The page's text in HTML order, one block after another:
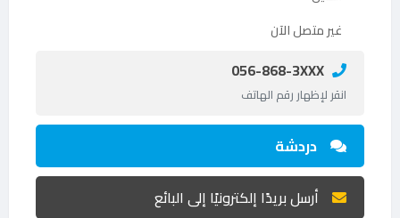
غير متصل الآن
056-868-3XXX
انقر لإظهار رقم الهاتف
دردشة
أرسل بريدًا إلكترونيًا إلى البائع